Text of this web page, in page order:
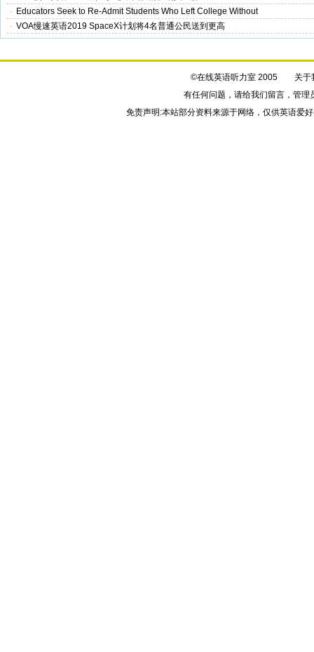
· Educators Seek to Re-Admit Students Who Left College Without
· VOA慢速英语2019 SpaceX计划将4名普通公民送到更高
©在线英语听力室 2005 关于
有任何问题，请给我们留言，管理
免责声明:本站部分资料来源于网络，仅供英语爱